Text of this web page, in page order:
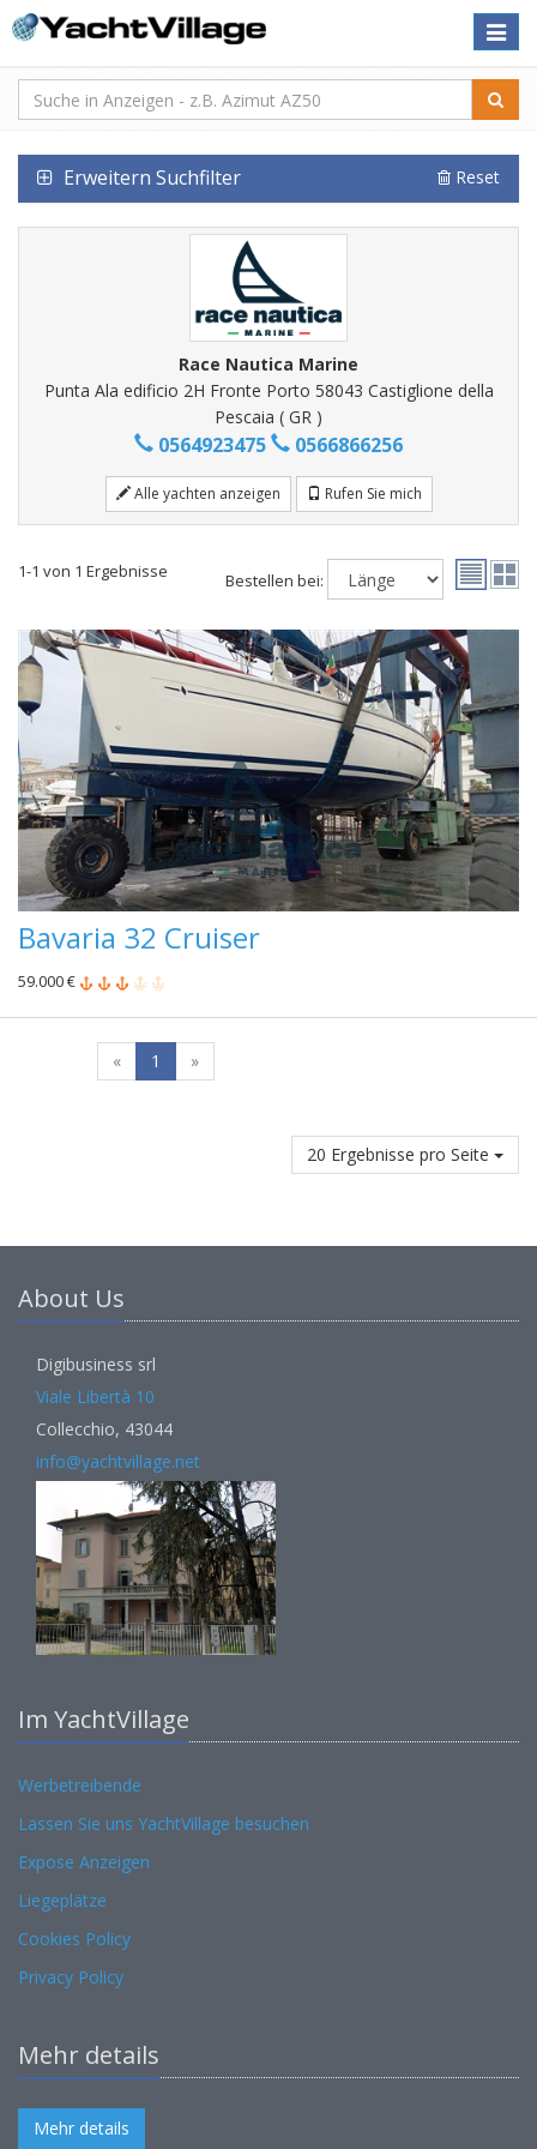
Toggle
Erweitern Suchfilter Reset
Race Nautica Marine
Punta Ala edificio 2H Fronte Porto 58043 Castiglione della
Pescaia ( GR )
0564923475 0566866256
Alle yachten anzeigen Rufen Sie mich
1-1 von 1 Ergebnisse Bestellen bei:
Bavaria 32 Cruiser
59.000 €
« 1 »
20 Ergebnisse pro Seite
About Us
Digibusiness srl
Viale Libertà 10
Collecchio, 43044
info@yachtvillage.net
Im YachtVillage
Werbetreibende
Lassen Sie uns YachtVillage besuchen
Expose Anzeigen
Liegeplätze
Cookies Policy
Privacy Policy
Mehr details
Mehr details